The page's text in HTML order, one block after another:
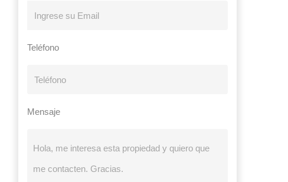
Teléfono
Mensaje